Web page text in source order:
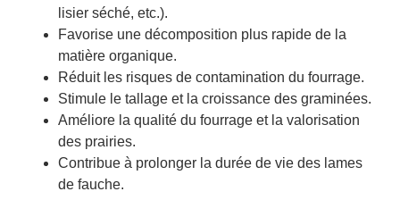
lisier séché, etc.).
Favorise une décomposition plus rapide de la
matière organique.
Réduit les risques de contamination du fourrage.
Stimule le tallage et la croissance des graminées.
Améliore la qualité du fourrage et la valorisation
des prairies.
Contribue à prolonger la durée de vie des lames
de fauche.